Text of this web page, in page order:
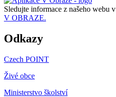
Sledujte informace z našeho webu v
V OBRAZE.
Odkazy
Czech POINT
Živé obce
Ministerstvo školství